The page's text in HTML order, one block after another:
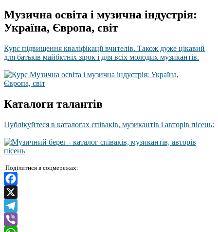
Музична освіта і музична індустрія:
Україна, Європа, світ
Курс підвищення кваліфікації вчителів. Також дуже цікавий
для батьків майбктніх зірок і для всіх молодих музикантів.
Каталоги талантів
Публікуйтеся в каталогах співаків, музикантів і авторів пісень:
Поділитися в соцмережах:
Facebook
X
Telegram